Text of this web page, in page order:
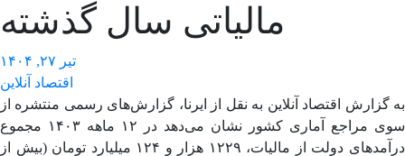
مالیاتی سال گذشته
تیر ۲۷, ۱۴۰۴
اقتصاد آنلاین
گزارش اقتصاد آنلاین به نقل از ایرنا، گزارش‌های رسمی منتشره از
سوی مراجع آماری کشور نشان می‌دهد در ۱۲ ماهه ۱۴۰۳ مجموع
درآمدهای دولت از مالیات، ۱۲۲۹ هزار و ۱۲۴ میلیارد تومان (بیش از